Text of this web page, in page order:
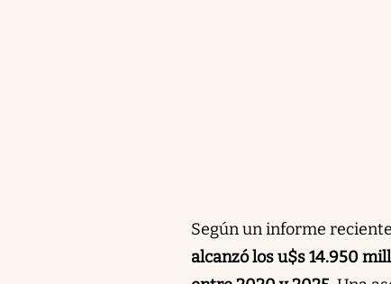
Según un informe
alcanzó los u$s 14.950